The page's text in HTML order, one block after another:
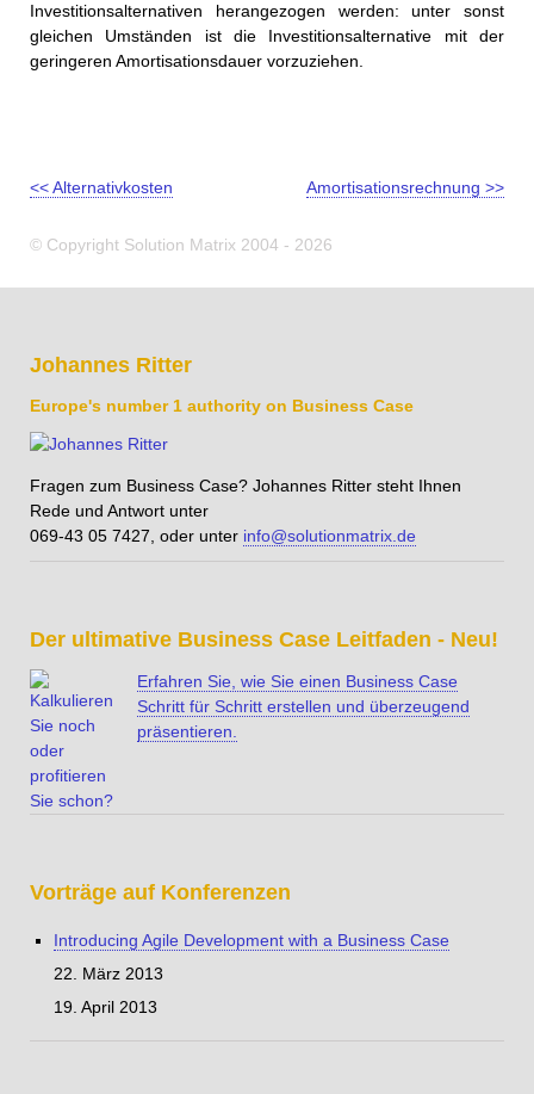
Johannes Ritter
Europe's number 1 authority on Business Case
Fragen zum Business Case? Johannes Ritter steht Ihnen
Rede und Antwort unter
069-43 05 7427, oder unter info@solutionmatrix.de
Der ultimative Business Case Leitfaden - Neu!
Erfahren Sie, wie Sie einen Business Case
Schritt für Schritt erstellen und überzeugend
präsentieren.
Vorträge auf Konferenzen
Introducing Agile Development with a Business Case
22. März 2013
19. April 2013
Investitionsalternativen herangezogen werden: unter sonst
gleichen Umständen ist die Investitionsalternative mit der
geringeren Amortisationsdauer vorzuziehen.
<< Alternativkosten Amortisationsrechnung >>
© Copyright Solution Matrix 2004 - 2026